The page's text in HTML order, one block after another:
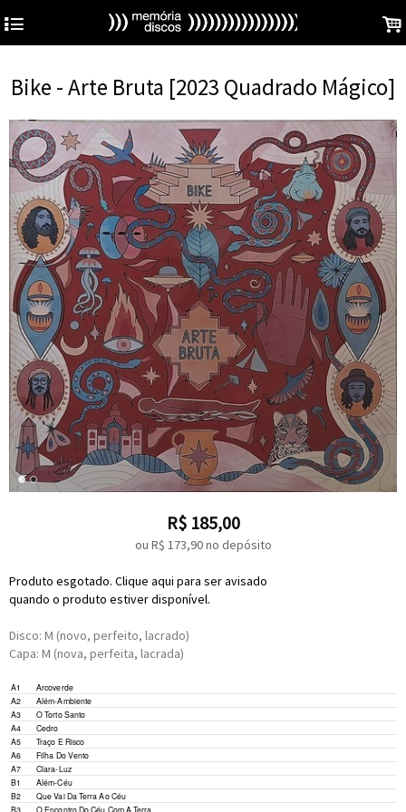
4 .
Bike - Arte Bruta [2023 Quadrado Mágico]
R$ 185,00
ou R$ 173,90no depósito
Produto esgotado. Clique aqui para ser avisado
quando o produto estiver disponível.
Disco: M (novo, perfeito, lacrado)
Capa: M (nova, perfeita, lacrada)
A1
Arcoverde
A2
Além-Ambiente
A3
O Torto Santo
A4
Cedro
A5
Traço E Risco
A6
Filha Do Vento
A7
Clara-Luz
B1
Além-Céu
B2
Que Vai Da Terra Ao Céu
B3
O Encontro Do Céu Com A Terra